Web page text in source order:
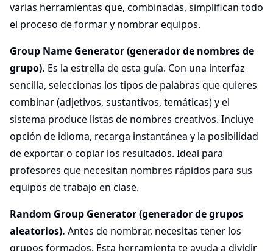
varias herramientas que, combinadas, simplifican todo
el proceso de formar y nombrar equipos.
Group Name Generator (generador de nombres de
grupo). Es la estrella de esta guía. Con una interfaz
sencilla, seleccionas los tipos de palabras que quieres
combinar (adjetivos, sustantivos, temáticas) y el
sistema produce listas de nombres creativos. Incluye
opción de idioma, recarga instantánea y la posibilidad
de exportar o copiar los resultados. Ideal para
profesores que necesitan nombres rápidos para sus
equipos de trabajo en clase.
Random Group Generator (generador de grupos
aleatorios). Antes de nombrar, necesitas tener los
grupos formados. Esta herramienta te ayuda a dividir